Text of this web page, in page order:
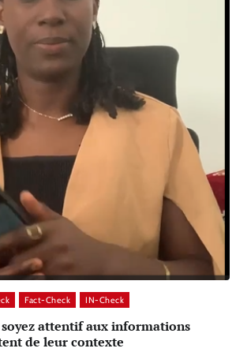
Fact-Check IN-Check
attentif aux informations
de leur contexte